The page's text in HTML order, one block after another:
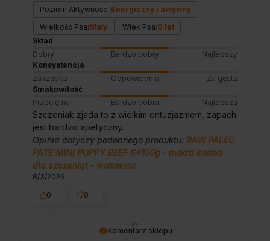
Komentarz sklepu
Poziom Aktywności:Energiczny i aktywny
Wielkość Psa:Mały Wiek Psa:0 lat
Skład
Dobry
Bardzo dobry
Najlepszy
Konsystencja
Za rzadka
Odpowiednia
Za gęsta
Smakowitość
Przeciętna
Bardzo dobra Najlepsza
Szczeniak zjada to z wielkim entuzjazmem, zapach
jest bardzo apetyczny.
Opinia dotyczy podobnego produktu: RAW PALEO
PATE MINI PUPPY BEEF 6x150g - mokra karma
dla szczeniąt - wołowina
8/3/2026
0
0